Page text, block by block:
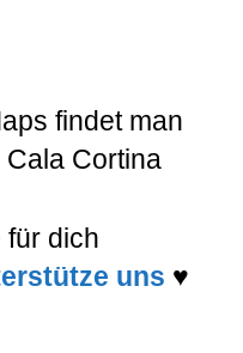
findet man
Cortina
für dich
uns ♥